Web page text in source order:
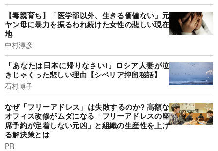
【毒親育ち】「医学部以外、生きる価値ない」元
ヤン母に暴力を振るわれ続けた女性の悲しい現在
地
中村淳彦
「あなたは日本に帰りなさい!」ロシア人妻が泣
きじゃくった悲しい理由【シベリア抑留秘話】
石村博子
なぜ「フリーアドレス」は失敗するのか? 高額な
オフィス改修がムダになる「フリーアドレスの座
席予約が定着しない元凶」と組織の生産性を上げ
る解決策とは
PR